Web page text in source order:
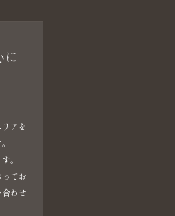
供にかかわる利用者情報の具
録の受付、本人確認、ユー
の記録、利用料金の決済計算
ク測定及び行動測定のため
効果測定のため
案内、お問い合わせ等への
社の規約、ポリシー等（以
アを
。
てお
わせ